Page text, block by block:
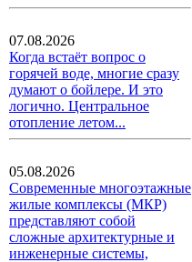
07.08.2026
Когда встаёт вопрос о
горячей воде, многие сразу
думают о бойлере. И это
логично. Центральное
отопление летом...
05.08.2026
Современные многоэтажные
жилые комплексы (МКР)
представляют собой
сложные архитектурные и
инженерные системы,